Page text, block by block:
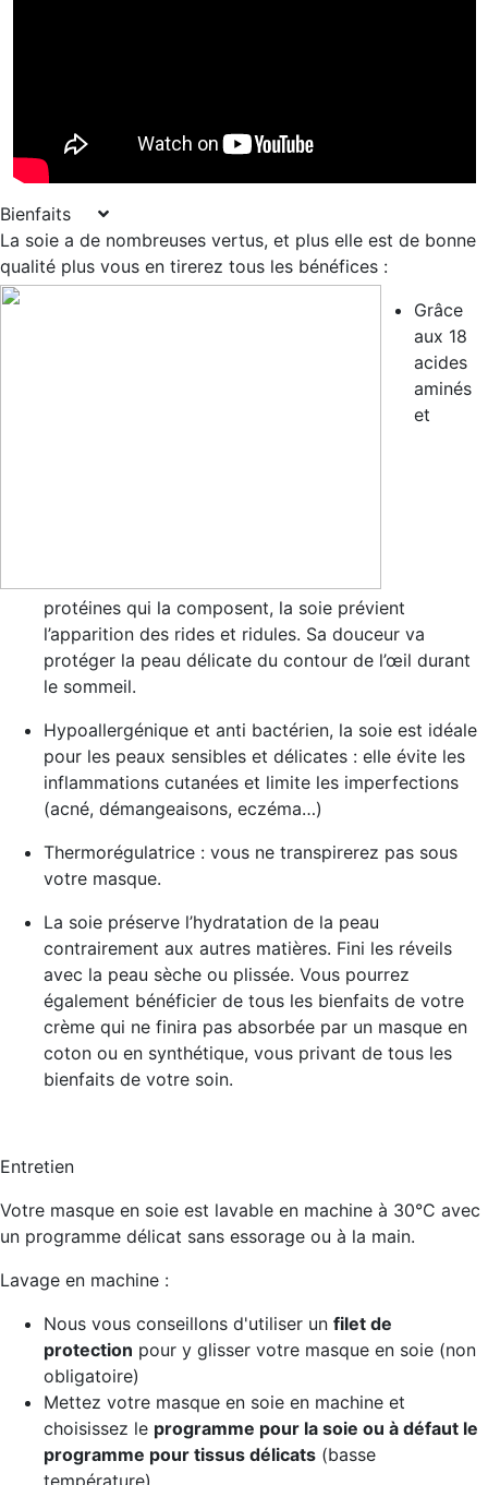
Bienfaits
La soie a de nombreuses vertus, et plus elle est de bonne
qualité plus vous en tirerez tous les bénéfices :
Grâce
aux 18
acides
aminés
et
protéines qui la composent, la soie prévient
l’apparition des rides et ridules. Sa douceur va
protéger la peau délicate du contour de l’œil durant
le sommeil.
Hypoallergénique et anti bactérien, la soie est idéale
pour les peaux sensibles et délicates : elle évite les
inflammations cutanées et limite les imperfections
(acné, démangeaisons, eczéma…)
Thermorégulatrice : vous ne transpirerez pas sous
votre masque.
La soie préserve l’hydratation de la peau
contrairement aux autres matières. Fini les réveils
avec la peau sèche ou plissée. Vous pourrez
également bénéficier de tous les bienfaits de votre
crème qui ne finira pas absorbée par un masque en
coton ou en synthétique, vous privant de tous les
bienfaits de votre soin.
Entretien
Votre masque en soie est lavable en machine à 30°C avec
un programme délicat sans essorage ou à la main.
Lavage en machine :
Nous vous conseillons d'utiliser un filet de
protection pour y glisser votre masque en soie (non
obligatoire)
Mettez votre masque en soie en machine et
choisissez le programme pour la soie ou à défaut le
programme pour tissus délicats (basse
température)